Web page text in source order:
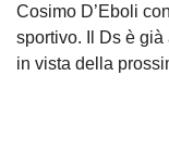
Cosimo D’Eboli
sportivo. Il Ds è già
in vista della